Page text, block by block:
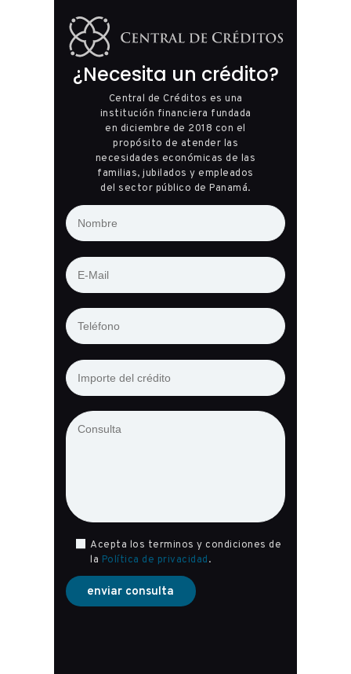
¿Necesita un crédito?
Central de Créditos es una
institución financiera fundada
en diciembre de 2018 con el
propósito de atender las
necesidades económicas de las
familias, jubilados y empleados
del sector público de Panamá.
Acepta los terminos y condiciones de
la Política de privacidad.